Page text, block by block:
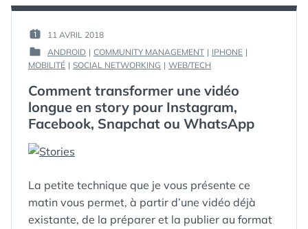
PUBLIÉ
LE :
11 AVRIL 2018
GUIM
PUBLIÉ
ANDROID | COMMUNITY MANAGEMENT | IPHONE |
MOBILITÉ | SOCIAL NETWORKING | WEB/TECH
Comment transformer une vidéo
longue en story pour Instagram,
Facebook, Snapchat ou WhatsApp
La petite technique que je vous présente ce
matin vous permet, à partir d’une vidéo déjà
existante, de la préparer et la publier au format